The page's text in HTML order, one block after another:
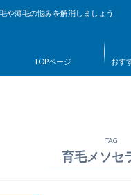
や薄毛の悩みを解消しましょう
TOPページ おす
TAG
育毛メソセ